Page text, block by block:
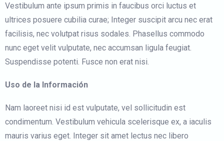
Vestibulum ante ipsum primis in faucibus orci luctus et
ultrices posuere cubilia curae; Integer suscipit arcu nec erat
facilisis, nec volutpat risus sodales. Phasellus commodo
nunc eget velit vulputate, nec accumsan ligula feugiat.
Suspendisse potenti. Fusce non erat nisi.
Uso de la Información
Nam laoreet nisi id est vulputate, vel sollicitudin est
condimentum. Vestibulum vehicula scelerisque ex, a iaculis
mauris varius eget. Integer sit amet lectus nec libero